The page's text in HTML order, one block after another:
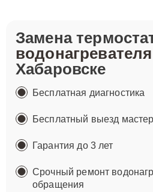
Замена
Хабаровске
Бесплатная диагностика
Бесплатный выезд
Гарантия до 3 лет
Срочный ремонт
обращения